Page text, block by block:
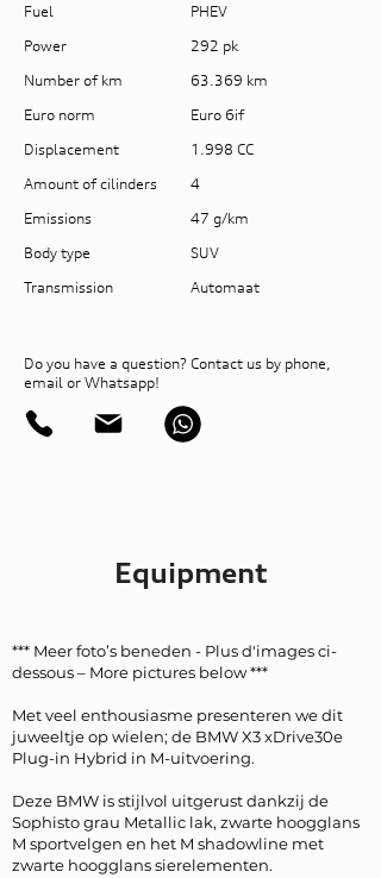
Fuel
PHEV
Power
292 pk
Number of km
63.369 km
Euro norm
Euro 6if
Displacement
1.998 CC
Amount of cilinders
4
Emissions
47 g/km
Body type
SUV
Transmission
Automaat
Do you have a question? Contact us by phone,
email or Whatsapp!
Equipment
*** Meer foto’s beneden - Plus d'images ci-
dessous – More pictures below ***
Met veel enthousiasme presenteren we dit
juweeltje op wielen; de BMW X3 xDrive30e
Plug-in Hybrid in M-uitvoering.
Deze BMW is stijlvol uitgerust dankzij de
Sophisto grau Metallic lak, zwarte hoogglans
M sportvelgen en het M shadowline met
zwarte hoogglans sierelementen.